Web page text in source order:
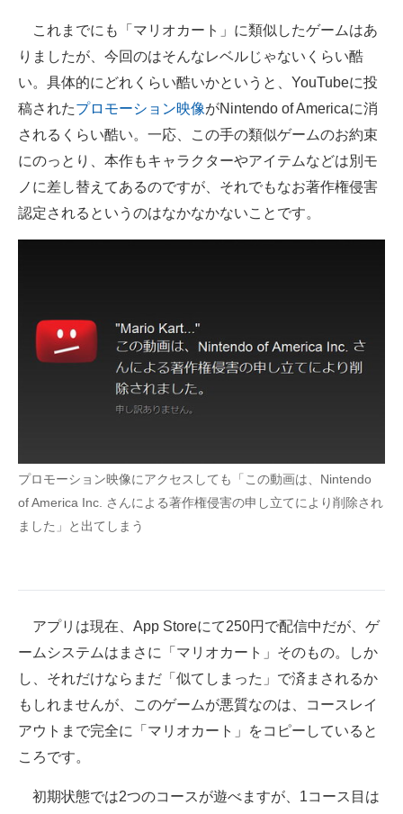
企業ITのトレンドを詳説
マーケ×ITの今がよく分かる
企業向けIT製品の総合サイト
モノづくり技術者専門サイト
エレクトロニクス専門サイト
電子設計の基本と応用
建設×テクノロジーの最前線
ちょっと気になるネットの話題
これまでにも「マリオカート」に類似したゲームはあ
りましたが、今回のはそんなレベルじゃないくらい酷
い。具体的にどれくらい酷いかというと、YouTubeに投
稿されたプロモーション映像がNintendo of Americaに消
されるくらい酷い。一応、この手の類似ゲームのお約束
にのっとり、本作もキャラクターやアイテムなどは別モ
ノに差し替えてあるのですが、それでもなお著作権侵害
認定されるというのはなかなかないことです。
プロモーション映像にアクセスしても「この動画は、Nintendo
of America Inc. さんによる著作権侵害の申し立てにより削除され
ました」と出てしまう
アプリは現在、App Storeにて250円で配信中だが、ゲ
ームシステムはまさに「マリオカート」そのもの。しか
し、それだけならまだ「似てしまった」で済まされるか
もしれませんが、このゲームが悪質なのは、コースレイ
アウトまで完全に「マリオカート」をコピーしていると
ころです。
初期状態では2つのコースが遊べますが、1コース目は